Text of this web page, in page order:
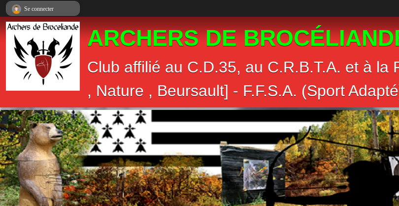
ARCHERS DE
Club affilié au C.D.35, au C.R.B.T.A. et à la
, Nature , Beursault] - F.F.S.A. (Sport
Se connecter
Panneau de gestion des cookies